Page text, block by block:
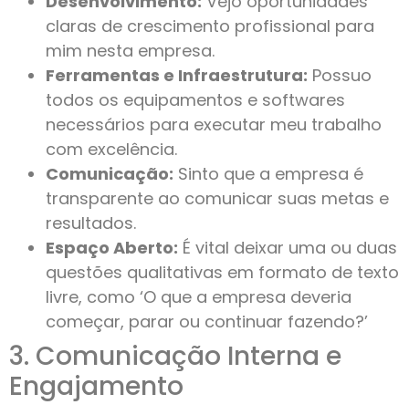
claras de crescimento profissional para
mim nesta empresa.
Ferramentas e Infraestrutura: Possuo
todos os equipamentos e softwares
necessários para executar meu trabalho
com excelência.
Comunicação: Sinto que a empresa é
transparente ao comunicar suas metas e
resultados.
Espaço Aberto: É vital deixar uma ou duas
questões qualitativas em formato de texto
livre, como ‘O que a empresa deveria
começar, parar ou continuar fazendo?’
3. Comunicação Interna e
Engajamento